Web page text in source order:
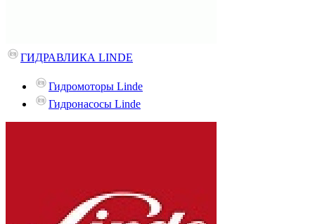
ГИДРАВЛИКА LINDE
Гидромоторы Linde
Гидронасосы Linde